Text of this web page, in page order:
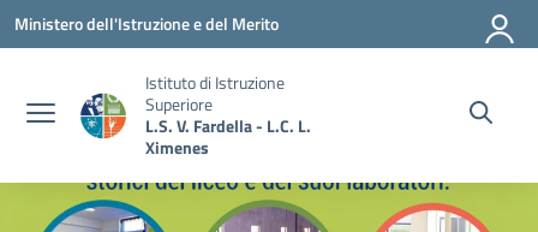
Vai ai contenuti
Vai al menu di navigazione
Vai al footer
Ministero dell'Istruzione e del Merito
Istituto di Istruzione
Superiore
L.S. V. Fardella - L.C. L.
Ximenes